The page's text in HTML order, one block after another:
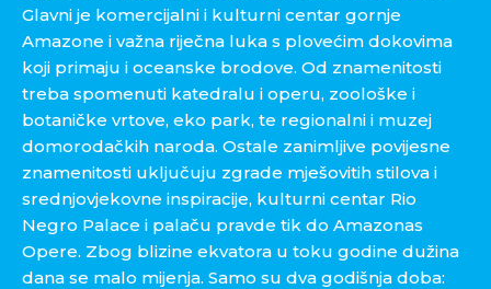
Glavni je komercijalni i kulturni centar gornje
Amazone i važna riječna luka s plovećim dokovima
koji primaju i oceanske brodove. Od znamenitosti
treba spomenuti katedralu i operu, zoološke i
botaničke vrtove, eko park, te regionalni i muzej
domorodačkih naroda. Ostale zanimljive povijesne
znamenitosti uključuju zgrade mješovitih stilova i
srednjovjekovne inspiracije, kulturni centar Rio
Negro Palace i palaču pravde tik do Amazonas
Opere. Zbog blizine ekvatora u toku godine dužina
dana se malo mijenja. Samo su dva godišnja doba: